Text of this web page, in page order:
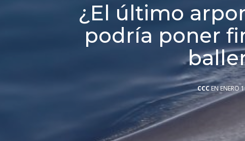
¿El último
podría poner
CCCEN ENERO